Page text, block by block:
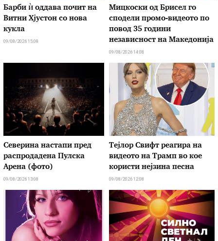
Барби ѝ оддава почит на
Витни Хјустон со нова
кукла
09/08/2026 15:08
Мицкоски од Брисел го
сподели промо-видеото по
повод 35 години
независност на Македонија
09/08/2026 14:08
Северина настапи пред
распродадена Пулска
Арена (фото)
09/08/2026 13:08
Тејлор Свифт реагира на
видеото на Трамп во кое
користи нејзина песна
09/08/2026 12:08